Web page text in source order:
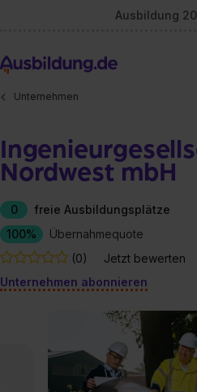
Ausbildung
Unternehmen
Nordwest mbH
0
freie Ausbildungsplätze
100%
Übernahmequote
(0)
Jetzt bewerten
Unternehmen abonnieren